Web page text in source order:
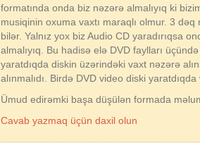
formatında onda biz nəzərə almalıyıq ki
musiqinin oxuma vaxtı maraqlı olmur. 3
bilər. Yalnız yox biz Audio CD yaradırıqsa
almalıyıq. Bu hadisə elə DVD faylları
yaratdıqda diskin üzərindəki vaxt nəzərə
alınmalıdı. Birdə DVD video diski
Ümud edirəmki başa düşülən formada
Cavab yazmaq üçün daxil olun